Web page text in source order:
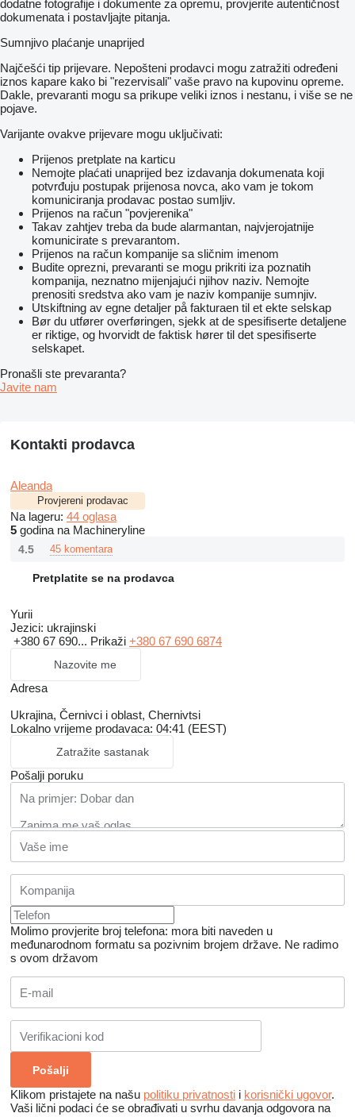
dodatne fotografije i dokumente za opremu, provjerite autentičnost
dokumenata i postavljajte pitanja.
Sumnjivo plaćanje unaprijed
Najčešći tip prijevare. Nepošteni prodavci mogu zatražiti određeni
iznos kapare kako bi "rezervisali" vaše pravo na kupovinu opreme.
Dakle, prevaranti mogu sa prikupe veliki iznos i nestanu, i više se ne
pojave.
Varijante ovakve prijevare mogu uključivati:
Prijenos pretplate na karticu
Nemojte plaćati unaprijed bez izdavanja dokumenata koji
potvrđuju postupak prijenosa novca, ako vam je tokom
komuniciranja prodavac postao sumljiv.
Prijenos na račun "povjerenika"
Takav zahtjev treba da bude alarmantan, najvjerojatnije
komunicirate s prevarantom.
Prijenos na račun kompanije sa sličnim imenom
Budite oprezni, prevaranti se mogu prikriti iza poznatih
kompanija, neznatno mijenjajući njihov naziv. Nemojte
prenositi sredstva ako vam je naziv kompanije sumnjiv.
Utskiftning av egne detaljer på fakturaen til et ekte selskap
Bør du utfører overføringen, sjekk at de spesifiserte detaljene
er riktige, og hvorvidt de faktisk hører til det spesifiserte
selskapet.
Pronašli ste prevaranta?
Javite nam
Kontakti prodavca
Aleanda
Provjereni prodavac
Na lageru: 44 oglasa
5 godina na Machineryline
4.5 45 komentara
Pretplatite se na prodavca
Yurii
Jezici: ukrajinski
+380 67 690... Prikaži +380 67 690 6874
Nazovite me
Adresa
Ukrajina, Černivci i oblast, Chernivtsi
Lokalno vrijeme prodavaca: 04:41 (EEST)
Zatražite sastanak
Pošalji poruku
Molimo provjerite broj telefona: mora biti naveden u
međunarodnom formatu sa pozivnim brojem države. Ne radimo
s ovom državom
Klikom pristajete na našu politiku privatnosti i korisnički ugovor.
Vaši lični podaci će se obrađivati ​​u svrhu davanja odgovora na